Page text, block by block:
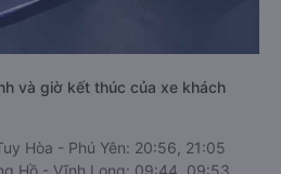
và giờ kết thúc của xe khách
Hòa - Phú Yên: 20:56, 21:05
Hồ - Vĩnh Long: 09:44, 09:53